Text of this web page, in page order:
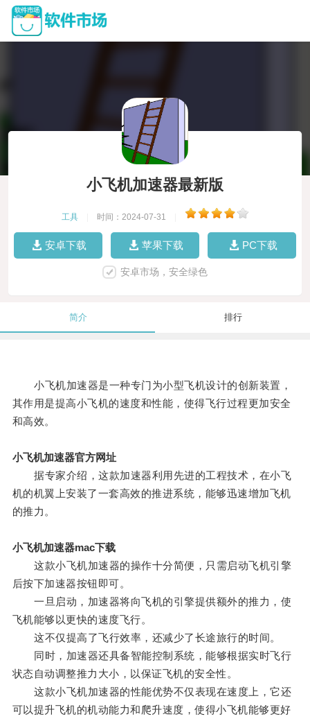
小飞机加速器最新版
工具 时间：2024-07-31
安卓下载 苹果下载 PC下载
安卓市场，安全绿色
简介 排行
小飞机加速器是一种专门为小型飞机设计的创新装置，
其作用是提高小飞机的速度和性能，使得飞行过程更加安全
和高效。
小飞机加速器官方网址
据专家介绍，这款加速器利用先进的工程技术，在小飞
机的机翼上安装了一套高效的推进系统，能够迅速增加飞机
的推力。
小飞机加速器mac下载
这款小飞机加速器的操作十分简便，只需启动飞机引擎
后按下加速器按钮即可。
一旦启动，加速器将向飞机的引擎提供额外的推力，使
飞机能够以更快的速度飞行。
这不仅提高了飞行效率，还减少了长途旅行的时间。
同时，加速器还具备智能控制系统，能够根据实时飞行
状态自动调整推力大小，以保证飞机的安全性。
这款小飞机加速器的性能优势不仅表现在速度上，它还
可以提升飞机的机动能力和爬升速度，使得小飞机能够更好